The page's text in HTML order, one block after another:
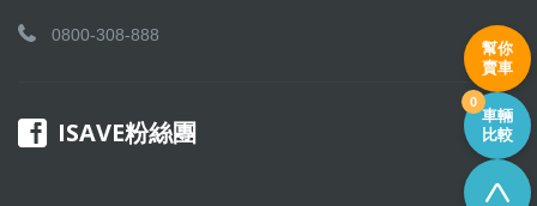
0800-308-888
ISAVE粉絲團
幫你
賣車
車輛
比較
0